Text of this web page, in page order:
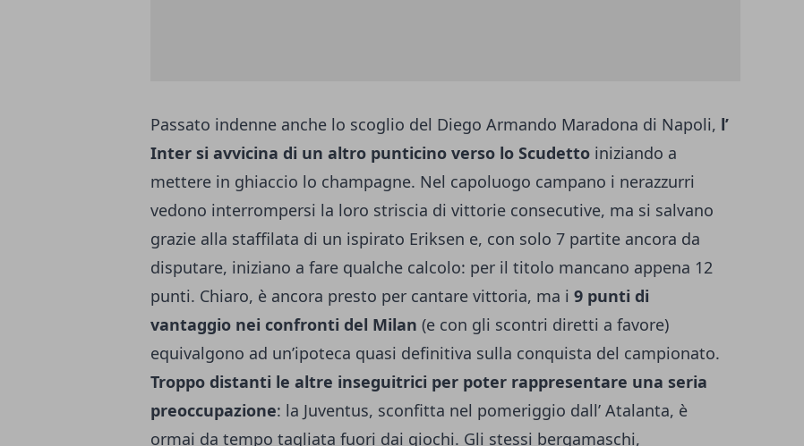
Passato indenne anche lo scoglio del Diego Armando Maradona di Napoli, l’
Inter si avvicina di un altro punticino verso lo Scudetto iniziando a
mettere in ghiaccio lo champagne. Nel capoluogo campano i nerazzurri
vedono interrompersi la loro striscia di vittorie consecutive, ma si salvano
grazie alla staffilata di un ispirato Eriksen e, con solo 7 partite ancora da
disputare, iniziano a fare qualche calcolo: per il titolo mancano appena 12
punti. Chiaro, è ancora presto per cantare vittoria, ma i 9 punti di
vantaggio nei confronti del Milan (e con gli scontri diretti a favore)
equivalgono ad un’ipoteca quasi definitiva sulla conquista del campionato.
Troppo distanti le altre inseguitrici per poter rappresentare una seria
preoccupazione: la Juventus, sconfitta nel pomeriggio dall’ Atalanta, è
ormai da tempo tagliata fuori dai giochi. Gli stessi bergamaschi,